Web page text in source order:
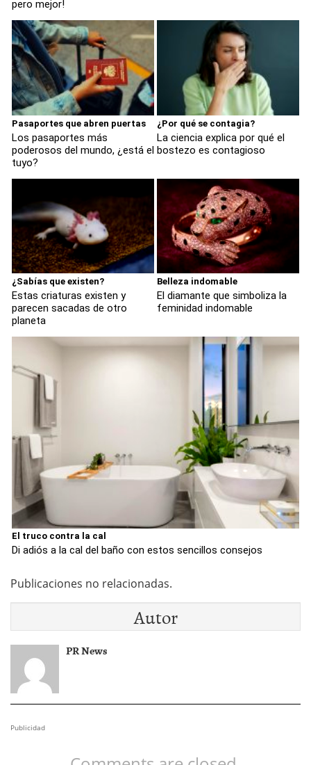
pero mejor!
Pasaportes que abren puertas
Los pasaportes más
poderosos del mundo, ¿está el
tuyo?
¿Por qué se contagia?
La ciencia explica por qué el
bostezo es contagioso
¿Sabías que existen?
Estas criaturas existen y
parecen sacadas de otro
planeta
Belleza indomable
El diamante que simboliza la
feminidad indomable
El truco contra la cal
Di adiós a la cal del baño con estos sencillos consejos
Publicaciones no relacionadas.
Autor
PR News
Publicidad